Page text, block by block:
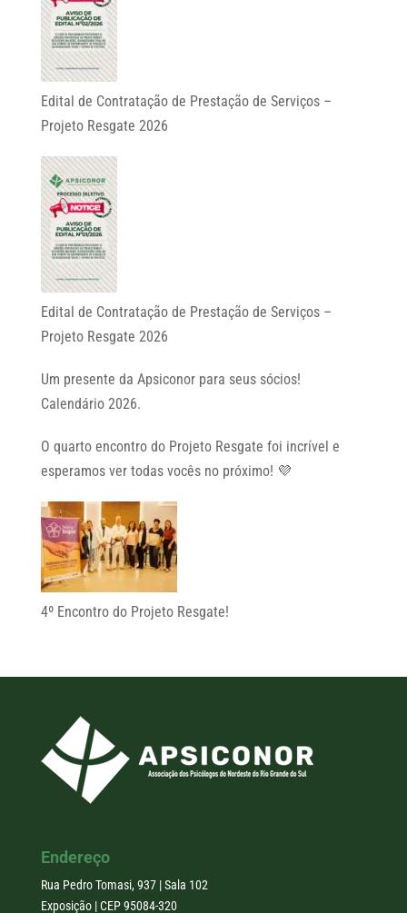
Edital de Contratação de Prestação de Serviços –
Projeto Resgate 2026
Edital de Contratação de Prestação de Serviços –
Projeto Resgate 2026
Um presente da Apsiconor para seus sócios!
Calendário 2026.
O quarto encontro do Projeto Resgate foi incrível e
esperamos ver todas vocês no próximo! 💜
4º Encontro do Projeto Resgate!
Endereço
Rua Pedro Tomasi, 937 | Sala 102
Exposição | CEP 95084-320